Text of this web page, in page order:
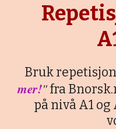
Bruk
mer!"fra
på nivå A1 og